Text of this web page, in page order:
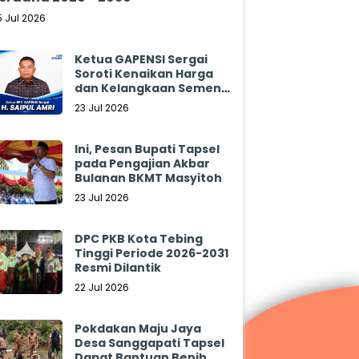
Jul 2026
Ketua GAPENSI Sergai
Soroti Kenaikan Harga
dan Kelangkaan Semen,
Minta Pemerintah
23 Jul 2026
Ini, Pesan Bupati Tapsel
pada Pengajian Akbar
Bulanan BKMT Masyitoh
23 Jul 2026
DPC PKB Kota Tebing
Tinggi Periode 2026-2031
Resmi Dilantik
22 Jul 2026
Pokdakan Maju Jaya
Desa Sanggapati Tapsel